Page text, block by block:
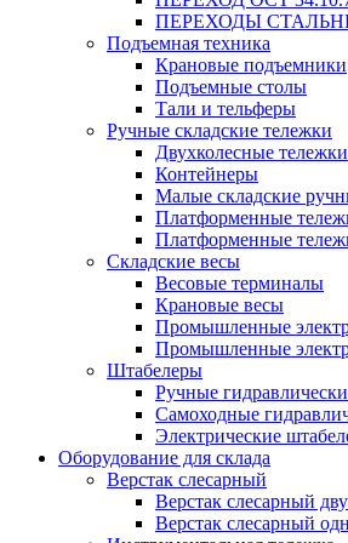
ПЕРЕХОДЫ
Подъемная техника
Крановые подъемники
Подъемные столы
Тали и тельферы
Ручные складские тележки
Двухколесные тележки
Контейнеры
Малые складские
Платформенные
Платформенные
Складские весы
Весовые терминалы
Крановые весы
Промышленные
Промышленные
Штабелеры
Ручные
Самоходные
Электрические
Оборудование для склада
Верстак слесарный
Верстак слесарный
Верстак слесарный